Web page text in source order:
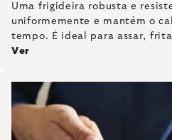
Uma frigideira robusta e
uniformemente e mantém o
tempo. É ideal para assar,
Ver